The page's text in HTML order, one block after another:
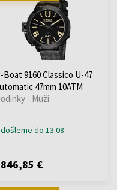
Boat 9160 Classico U-47
47mm 10ATM
- Muži
do 13.08.
€